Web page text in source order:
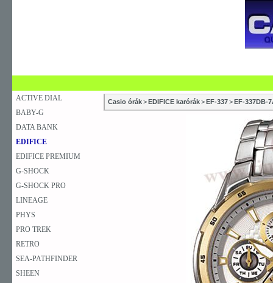
ACTIVE DIAL
BABY-G
DATA BANK
EDIFICE
EDIFICE PREMIUM
G-SHOCK
G-SHOCK PRO
LINEAGE
PHYS
PRO TREK
RETRO
SEA-PATHFINDER
SHEEN
Casio órák>EDIFICE karórák>EF-337>EF-337DB-